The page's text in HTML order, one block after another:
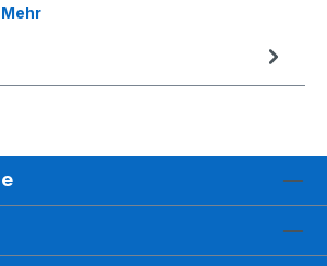
Mehr